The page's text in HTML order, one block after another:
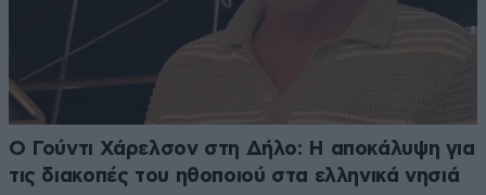
Ο Γούντι Χάρελσον στη Δήλο: Η αποκάλυψη για
τις διακοπές του ηθοποιού στα ελληνικά νησιά